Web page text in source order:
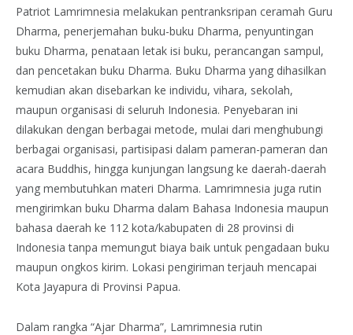
Patriot Lamrimnesia melakukan pentranksripan ceramah Guru
Dharma, penerjemahan buku-buku Dharma, penyuntingan
buku Dharma, penataan letak isi buku, perancangan sampul,
dan pencetakan buku Dharma. Buku Dharma yang dihasilkan
kemudian akan disebarkan ke individu, vihara, sekolah,
maupun organisasi di seluruh Indonesia. Penyebaran ini
dilakukan dengan berbagai metode, mulai dari menghubungi
berbagai organisasi, partisipasi dalam pameran-pameran dan
acara Buddhis, hingga kunjungan langsung ke daerah-daerah
yang membutuhkan materi Dharma. Lamrimnesia juga rutin
mengirimkan buku Dharma dalam Bahasa Indonesia maupun
bahasa daerah ke 112 kota/kabupaten di 28 provinsi di
Indonesia tanpa memungut biaya baik untuk pengadaan buku
maupun ongkos kirim. Lokasi pengiriman terjauh mencapai
Kota Jayapura di Provinsi Papua.
Dalam rangka “Ajar Dharma”, Lamrimnesia rutin